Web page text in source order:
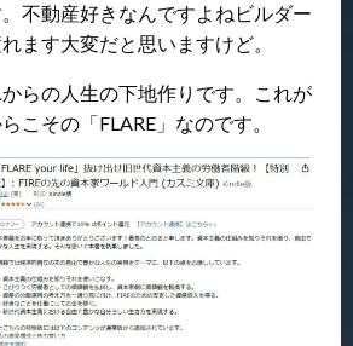
不動産好きなんですよねビルダー
ます大変だと思いますけど。
らの人生の下地作りです。これが
こその「FLARE」なのです。